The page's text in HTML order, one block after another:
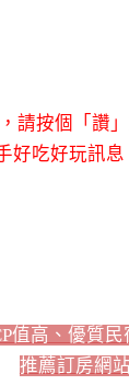
請按個「讚
好吃好玩訊
值高、優質
推薦訂房網